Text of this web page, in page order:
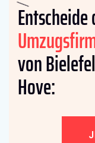
von
Hove: